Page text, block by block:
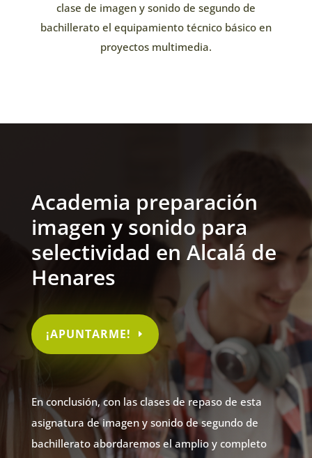
clase de imagen y sonido de segundo de
bachillerato el equipamiento técnico básico en
proyectos multimedia.
Academia preparación
imagen y sonido para
selectividad en Alcalá de
Henares
¡APUNTARME!
En conclusión, con las clases de repaso de esta
asignatura de imagen y sonido de segundo de
bachillerato abordaremos el amplio y completo